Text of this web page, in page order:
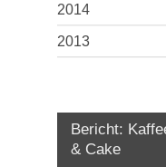
2014
2013
Bericht:
& Cake